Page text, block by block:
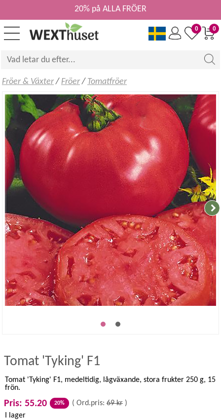
0
0
20% på ALLA FRÖER
Fröer & Växter/ Fröer/ Tomatfröer
Tomat 'Tyking' F1
Tomat 'Tyking' F1, medeltidig, lågväxande, stora frukter 250 g, 15
frön.
Pris: 55.20 20% ( Ord.pris: 69 kr )
I lager